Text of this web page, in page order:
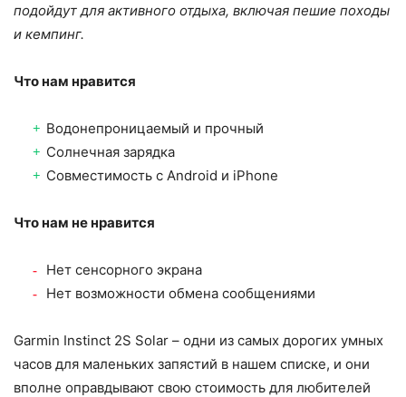
подойдут для активного отдыха, включая пешие походы
и кемпинг.
Что нам нравится
Водонепроницаемый и прочный
Солнечная зарядка
Совместимость с Android и iPhone
Что нам не нравится
Нет сенсорного экрана
Нет возможности обмена сообщениями
Garmin Instinct 2S Solar – одни из самых дорогих умных
часов для маленьких запястий в нашем списке, и они
вполне оправдывают свою стоимость для любителей